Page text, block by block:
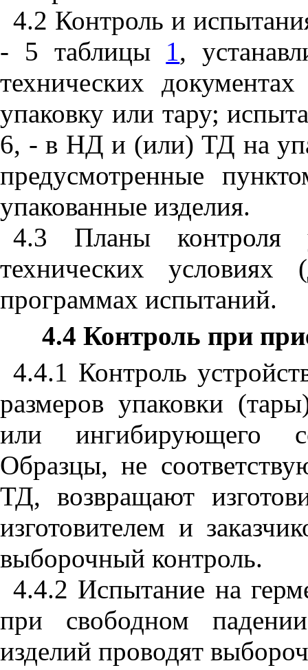
4.2 Контроль и
- 5 таблицы 1,
технических
упаковку или тару;
6, - в НД и (или) ТД на
предусмотренные
упакованные изделия.
4.3 Планы контроля
технических
программах испытаний.
4.4 Контроль при
4.4.1 Контроль
размеров упаковки
или ингибирующего
Образцы, не
ТД, возвращают
изготовителем и
выборочный контроль.
4.4.2 Испытание на
при свободном
изделий проводят